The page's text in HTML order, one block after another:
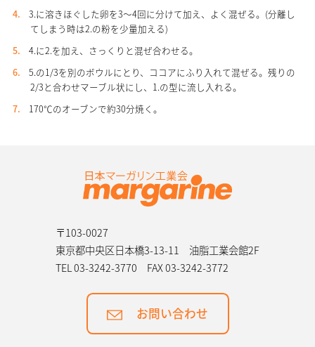
3.に溶きほぐした卵を3～4回に分けて加え、よく混ぜる。(分離し
てしまう時は2.の粉を少量加える)
4.に2.を加え、さっくりと混ぜ合わせる。
5.の1/3を別のボウルにとり、ココアにふり入れて混ぜる。残りの
2/3と合わせマーブル状にし、1.の型に流し入れる。
170℃のオーブンで約30分焼く。
〒103-0027
東京都中央区日本橋3-13-11 油脂工業会館2F
TEL 03-3242-3770 FAX 03-3242-3772
お問い合わせ